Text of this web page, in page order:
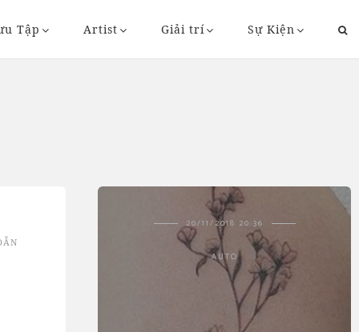
Tập Artist Giải trí Sự Kiện
20/11/2018 20:36
AUTO